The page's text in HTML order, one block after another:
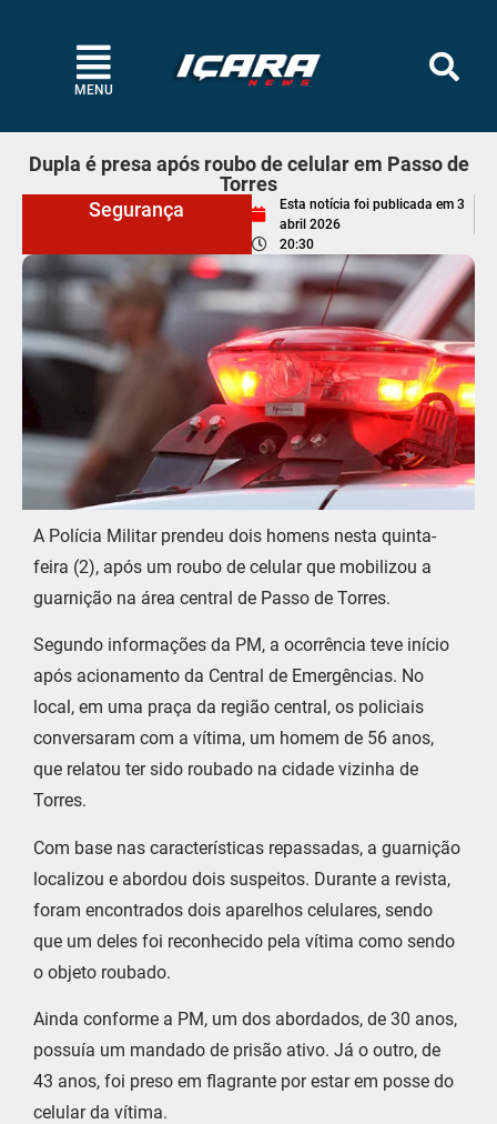
MENU
Dupla é presa após roubo de celular em Passo de
Torres
Segurança
Esta notícia foi publicada em 3
abril 2026
20:30
A Polícia Militar prendeu dois homens nesta quinta-
feira (2), após um roubo de celular que mobilizou a
guarnição na área central de Passo de Torres.
Segundo informações da PM, a ocorrência teve início
após acionamento da Central de Emergências. No
local, em uma praça da região central, os policiais
conversaram com a vítima, um homem de 56 anos,
que relatou ter sido roubado na cidade vizinha de
Torres.
Com base nas características repassadas, a guarnição
localizou e abordou dois suspeitos. Durante a revista,
foram encontrados dois aparelhos celulares, sendo
que um deles foi reconhecido pela vítima como sendo
o objeto roubado.
Ainda conforme a PM, um dos abordados, de 30 anos,
possuía um mandado de prisão ativo. Já o outro, de
43 anos, foi preso em flagrante por estar em posse do
celular da vítima.